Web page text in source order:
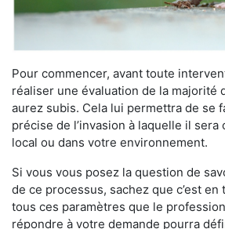
Pour commencer, avant toute
réaliser une évaluation de la majorité
aurez subis. Cela lui permettra de se
précise de l’invasion à laquelle il
local ou dans votre environnement.
Si vous vous posez la question de
de ce processus, sachez que c’est en
tous ces paramètres que le
répondre à votre demande pourra